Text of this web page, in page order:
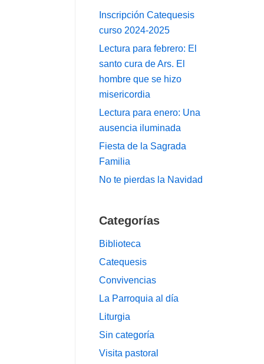
Inscripción Catequesis
curso 2024-2025
Lectura para febrero: El
santo cura de Ars. El
hombre que se hizo
misericordia
Lectura para enero: Una
ausencia iluminada
Fiesta de la Sagrada
Familia
No te pierdas la Navidad
Categorías
Biblioteca
Catequesis
Convivencias
La Parroquia al día
Liturgia
Sin categoría
Visita pastoral